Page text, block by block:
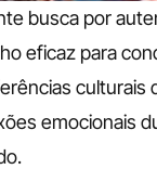
busca por
eficaz para
culturais
emocionais